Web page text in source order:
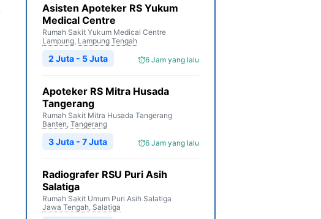
Asisten Apoteker RS Yukum
Medical Centre
Rumah Sakit Yukum Medical Centre
Lampung, Lampung Tengah
6 Jam yang lalu
2 Juta - 5 Juta
Apoteker RS Mitra Husada
Tangerang
Rumah Sakit Mitra Husada Tangerang
Banten, Tangerang
6 Jam yang lalu
3 Juta - 7 Juta
Radiografer RSU Puri Asih
Salatiga
Rumah Sakit Umum Puri Asih Salatiga
Jawa Tengah, Salatiga